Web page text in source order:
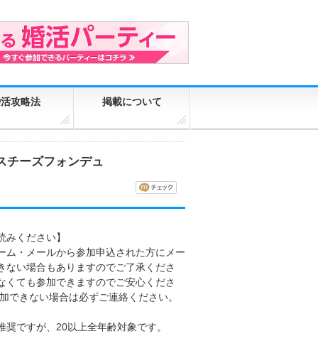
攻略法 掲載について
チーズフォンデュ
みください】
ム・メールから参加申込された方にメー
ない場合もありますのでご了承くださ
くても参加できますのでご安心くださ
できない場合は必ずご連絡ください。
ですが、20以上全年齢対象です。